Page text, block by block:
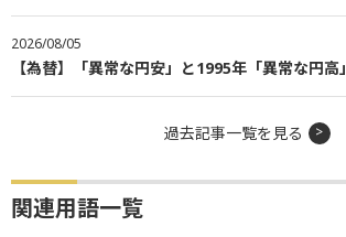
2026/08/05
【為替】「異常な円安」と1995年「異常な円高」
過去記事一覧を見る
関連用語一覧